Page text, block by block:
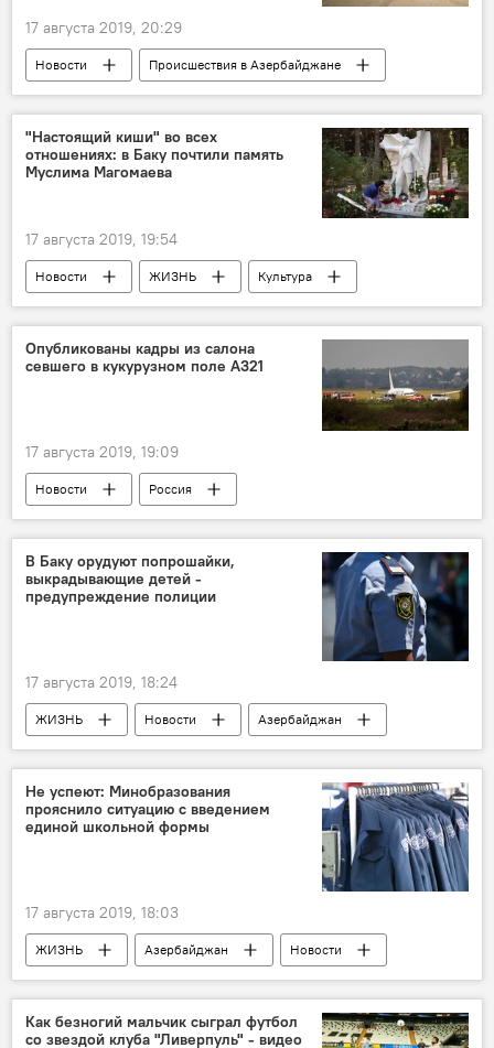
17 августа 2019, 20:29
Новости
Происшествия в Азербайджане
Происшествия
ЖИЗНЬ
Азербайджан
"Настоящий киши" во всех
отношениях: в Баку почтили память
Муслима Магомаева
17 августа 2019, 19:54
Новости ЖИЗНЬ
Культура
Азербайджан
Россия
Опубликованы кадры из салона
севшего в кукурузном поле А321
17 августа 2019, 19:09
Новости Россия
В Баку орудуют попрошайки,
выкрадывающие детей -
предупреждение полиции
17 августа 2019, 18:24
ЖИЗНЬ Новости Азербайджан
Не успеют: Минобразования
прояснило ситуацию с введением
единой школьной формы
17 августа 2019, 18:03
ЖИЗНЬ Азербайджан Новости
Как безногий мальчик сыграл футбол
со звездой клуба "Ливерпуль" - видео